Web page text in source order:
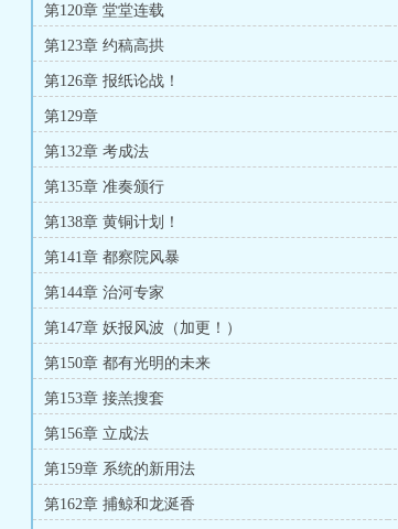
第120章 堂堂连载
第123章 约稿高拱
第126章 报纸论战！
第129章
第132章 考成法
第135章 准奏颁行
第138章 黄铜计划！
第141章 都察院风暴
第144章 治河专家
第147章 妖报风波（加更！）
第150章 都有光明的未来
第153章 接羔搜套
第156章 立成法
第159章 系统的新用法
第162章 捕鲸和龙涎香